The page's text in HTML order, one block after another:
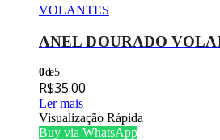
VOLANTES
ANEL DOURADO
0de 5
R$35.00
Ler mais
Visualização Rápida
Buy via WhatsApp